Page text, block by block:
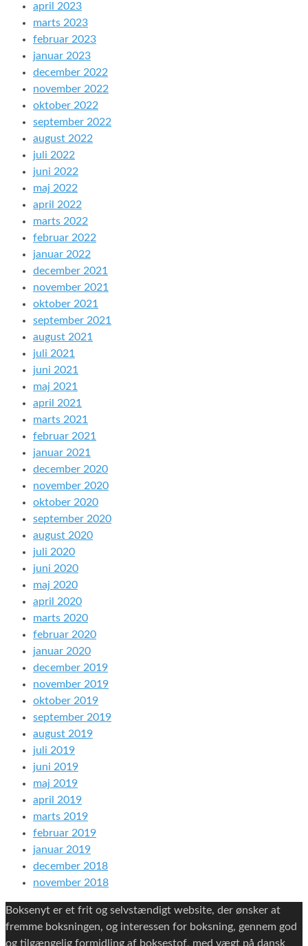
april 2023
marts 2023
februar 2023
januar 2023
december 2022
november 2022
oktober 2022
september 2022
august 2022
juli 2022
juni 2022
maj 2022
april 2022
marts 2022
februar 2022
januar 2022
december 2021
november 2021
oktober 2021
september 2021
august 2021
juli 2021
juni 2021
maj 2021
april 2021
marts 2021
februar 2021
januar 2021
december 2020
november 2020
oktober 2020
september 2020
august 2020
juli 2020
juni 2020
maj 2020
april 2020
marts 2020
februar 2020
januar 2020
december 2019
november 2019
oktober 2019
september 2019
august 2019
juli 2019
juni 2019
maj 2019
april 2019
marts 2019
februar 2019
januar 2019
december 2018
november 2018
Boksenyt er et frit og selvstændigt website, der ønsker at
fremme boksningen, og interessen for boksning, gennem god
og tilgængelig formidling af boksestof, med vægt på dansk